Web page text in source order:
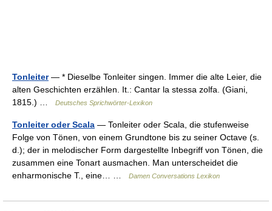
Tonleiter— * Dieselbe Tonleiter singen. Immer die alte Leier, die
alten Geschichten erzählen. It.: Cantar la stessa zolfa. (Giani,
1815.) …
Deutsches Sprichwörter-Lexikon
Tonleiter oder Scala — Tonleiter oder Scala, die stufenweise
Folge von Tönen, von einem Grundtone bis zu seiner Octave (s.
d.); der in melodischer Form dargestellte Inbegriff von Tönen, die
zusammen eine Tonart ausmachen. Man unterscheidet die
enharmonische T., eine… …
Damen Conversations Lexikon